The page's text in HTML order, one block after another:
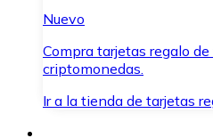
Nuevo
Compra tarjetas regalo
criptomonedas.
Ir a la tienda de tarjetas